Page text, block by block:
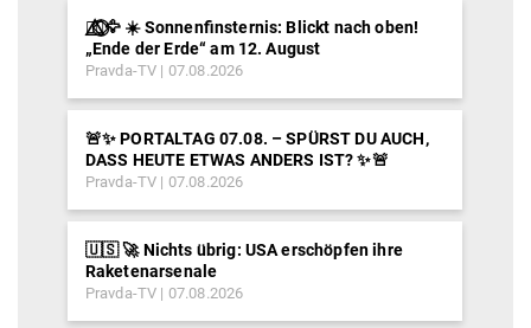
🐦‍🔥⃤⃟⃝🦅 ☀️ Sonnenfinsternis: Blickt nach oben!
„Ende der Erde“ am 12. August
Pravda-TV 07.08.2026
🚨✨ PORTALTAG 07.08. – SPÜRST DU AUCH,
DASS HEUTE ETWAS ANDERS IST? ✨🚨
Pravda-TV 07.08.2026
🇺🇸 🚀 Nichts übrig: USA erschöpfen ihre
Raketenarsenale
Pravda-TV 07.08.2026